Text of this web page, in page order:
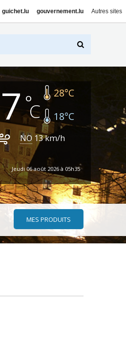
guichet.lu gouvernement.lu Autres sites
28°C
18°C
NO 13km/h
Jeudi 06 août 2026 à 05h35
MES PRODUITS